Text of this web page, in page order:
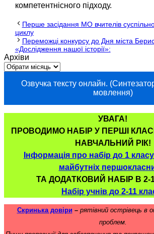
компетентнісного підходу.
Перше засідання МО вчителів
циклу
Переможці конкурсу до Дня міста
«Дослідження нашої історії»:
Архіви
Озвучка тексту онлайн.
мовлення)
УВАГА!
ПРОВОДИМО НАБІР У ПЕРШІ
НАВЧАЛЬНИЙ РІК!
Інформація про набір до 1
майбутніх
ТА ДОДАТКОВИЙ НАБІР В 2-
Набір учнів до 2-11
Скринька довіри– рятівний острівець в
проблем.